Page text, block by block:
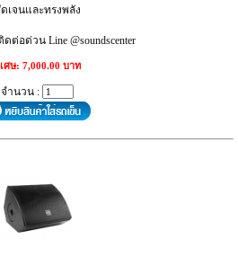
เจนและทรงพลัง
ต่อด่วน Line @soundscenter
ศษ: 7,000.00 บาท
จำนวน :